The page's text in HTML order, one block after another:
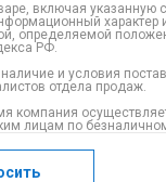
включая указанную
характер
определяемой
РФ.
и условия
отдела продаж.
компания
лицам по